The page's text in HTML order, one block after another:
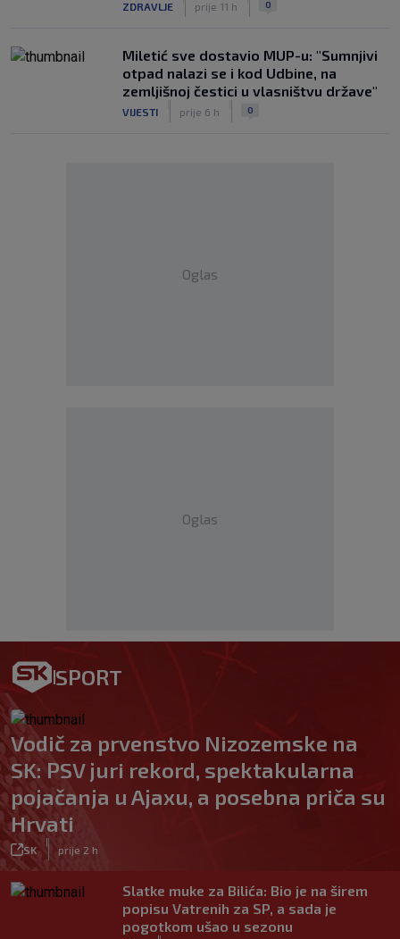
ZDRAVLJE prije 11 h 0
Miletić sve dostavio MUP-u: "Sumnjivi
otpad nalazi se i kod Udbine, na
zemljišnoj čestici u vlasništvu države"
VIJESTI prije 6 h 0
Oglas
Oglas
SPORT
Vodič za prvenstvo Nizozemske na
SK: PSV juri rekord, spektakularna
pojačanja u Ajaxu, a posebna priča su
Hrvati
SK prije 2 h
Slatke muke za Bilića: Bio je na širem
popisu Vatrenih za SP, a sada je
pogotkom ušao u sezonu